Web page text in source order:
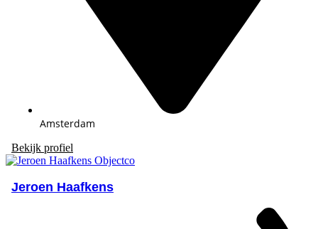
Amsterdam
Bekijk profiel
Jeroen Haafkens